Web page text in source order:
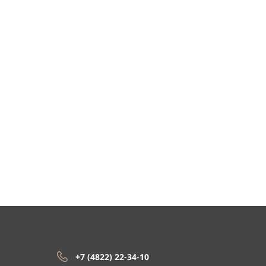
+7 (4822) 22-34-10